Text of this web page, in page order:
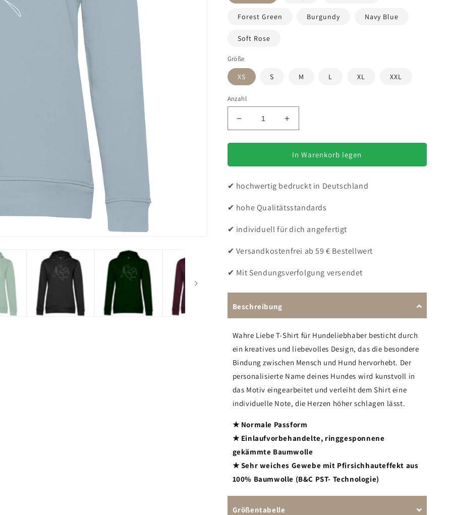
Forest Green Burgundy Navy Blue
Soft Rose
Größe
XS S M L XL XXL
Anzahl
Verringere
die
Menge
Wahre
-
Hoodie
Damen-
Wunschtext
Erhöhe
die
Menge
für
Wahre
-
Hoodie
Damen-
Wunschtext
In Warenkorb legen
✔ hochwertig bedruckt in Deutschland
✔ hohe Qualitätsstandards
✔ individuell für dich angefertigt
✔ Versandkostenfrei ab 59 € Bestellwert
✔ Mit Sendungsverfolgung versendet
Beschreibung
Wahre Liebe T-Shirt für Hundeliebhaber besticht durch
ein kreatives und liebevolles Design, das die besondere
Bindung zwischen Mensch und Hund hervorhebt. Der
personalisierte Name deines Hundes wird kunstvoll in
das Motiv eingearbeitet und verleiht dem Shirt eine
individuelle Note, die Herzen höher schlagen lässt.
★ Normale Passform
★ Einlaufvorbehandelte, ringgesponnene
gekämmte Baumwolle
★ Sehr weiches Gewebe mit Pfirsichhauteffekt aus
100% Baumwolle (B&C PST- Technologie)
Größentabelle